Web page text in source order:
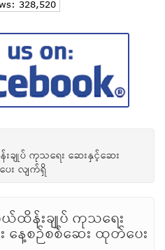
းချုပ် ကုသရေး ဆေးနှင့်ဆေး
ေး လျက်ရှိ
ယ်ထိန်းချုပ် ကုသရေး
း နေ့စဉ်စစ်ဆေး ထုတ်ပေး